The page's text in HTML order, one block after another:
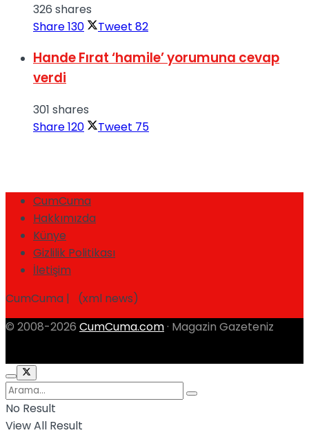
326 shares
Share130 Tweet 82
Hande Fırat ‘hamile’ yorumuna cevap
verdi
301 shares
Share120 Tweet 75
CumCuma
Hakkımızda
Künye
Gizlilik Politikası
İletişim
CumCuma | (xml news)
© 2008-2026 CumCuma.com · Magazin Gazeteniz
No Result
View All Result